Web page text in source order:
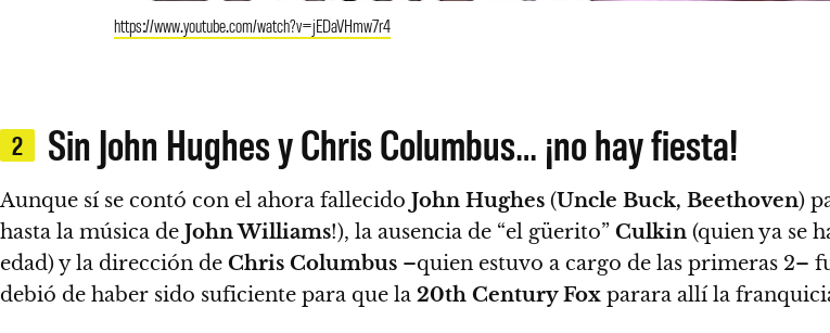
https://www.youtube.com/watch?v=jEDaVHmw7r4
2 Sin John Hughes y Chris Columbus… ¡no hay fiesta!
Aunque sí se contó con el ahora fallecido John Hughes (Uncle Buck, Beethoven)
hasta la música de John Williams!), la ausencia de “el güerito” Culkin (quien ya se
edad) y la dirección de Chris Columbus –quien estuvo a cargo de las primeras 2–
debió de haber sido suficiente para que la 20th Century Fox parara allí la